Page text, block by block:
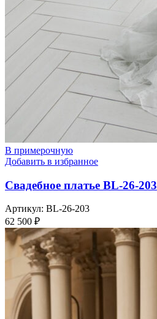
В примерочную
Добавить в избранное
Свадебное платье BL-26-203
Артикул: BL-26-203
62 500 ₽